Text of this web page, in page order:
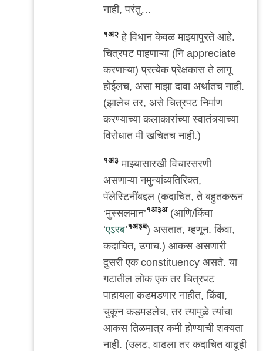
नाही, परंतु…
१अ२ हे विधान केवळ माझ्यापुरते आहे.
चित्रपट पाहणाऱ्या (नि appreciate
करणाऱ्या) प्रत्येक प्रेक्षकास ते लागू
होईलच, असा माझा दावा अर्थातच नाही.
(झालेच तर, असे चित्रपट निर्माण
करण्याच्या कलाकारांच्या स्वातंत्र्याच्या
विरोधात मी खचितच नाही.)
१अ३ माझ्यासारखी विचारसरणी
असणाऱ्या नमुन्यांव्यतिरिक्त,
पॅलेस्टिनींबद्दल (कदाचित, ते बहुतकरून
‘मुस्सलमान’१अ३अ (आणि/किंवा
‘एऽरब’१अ३ब) असतात, म्हणून. किंवा,
कदाचित, उगाच.) आकस असणारी
दुसरी एक constituency असते. या
गटातील लोक एक तर चित्रपट
पाहायला कडमडणार नाहीत, किंवा,
चुकून कडमडलेच, तर त्यामुळे त्यांचा
आकस तिळमात्र कमी होण्याची शक्यता
नाही. (उलट, वाढला तर कदाचित वाढूही